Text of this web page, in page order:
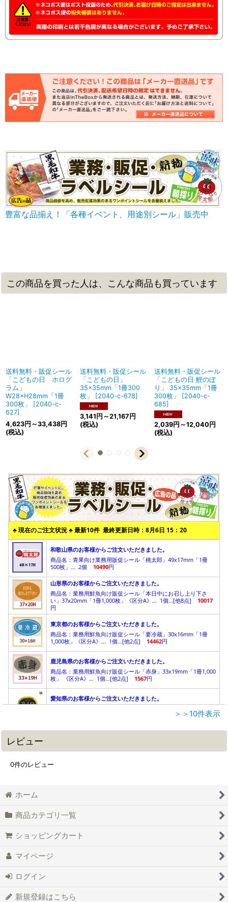
豊富な品揃え！「各種イベント、用途別シール」販売中
この商品を買った人は、こんな商品も買っています
送料無料・販促シール
「こどもの日 ホログ
ラム」
W28×H28mm「1冊
300枚」
[2040-c-
627]
4,623円 ～33,438円
(税込)
送料無料・販促シール
「こどもの日」
35×35mm「1冊300
枚」
[2040-c-678]
3,141 円 ～21,167 円
(税込)
送料無料・販促シール
「こどもの日 鯉のぼ
り」 35×35mm「1冊
300枚」
[2040-c-
685]
2,039円 ～12,040 円
(税込)
＞＞10件表示
レビュー
0件のレビュー
ホーム
商品カテゴリ一覧
ショッピングカート
マイページ
ログイン
新規登録はこちら